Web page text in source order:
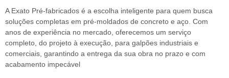
A Exato Pré-fabricados é a escolha inteligente para quem busca
soluções completas em pré-moldados de concreto e aço. Com
anos de experiência no mercado, oferecemos um serviço
completo, do projeto à execução, para galpões industriais e
comerciais, garantindo a entrega da sua obra no prazo e com
acabamento impecável